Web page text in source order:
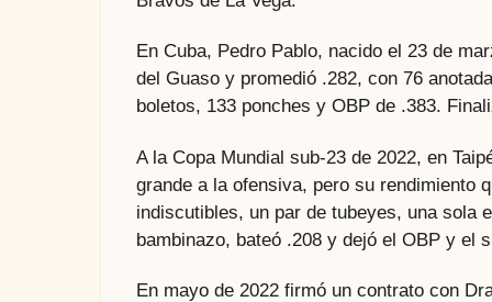
En Cuba, Pedro Pablo, nacido el 23 de
del Guaso y promedió .282, con 76
boletos, 133 ponches y OBP de .383.
A la Copa Mundial sub-23 de 2022, en
grande a la ofensiva, pero su rendimiento
indiscutibles, un par de tubeyes, una sola
bambinazo, bateó .208 y dejó el OBP y el
En mayo de 2022 firmó un contrato con